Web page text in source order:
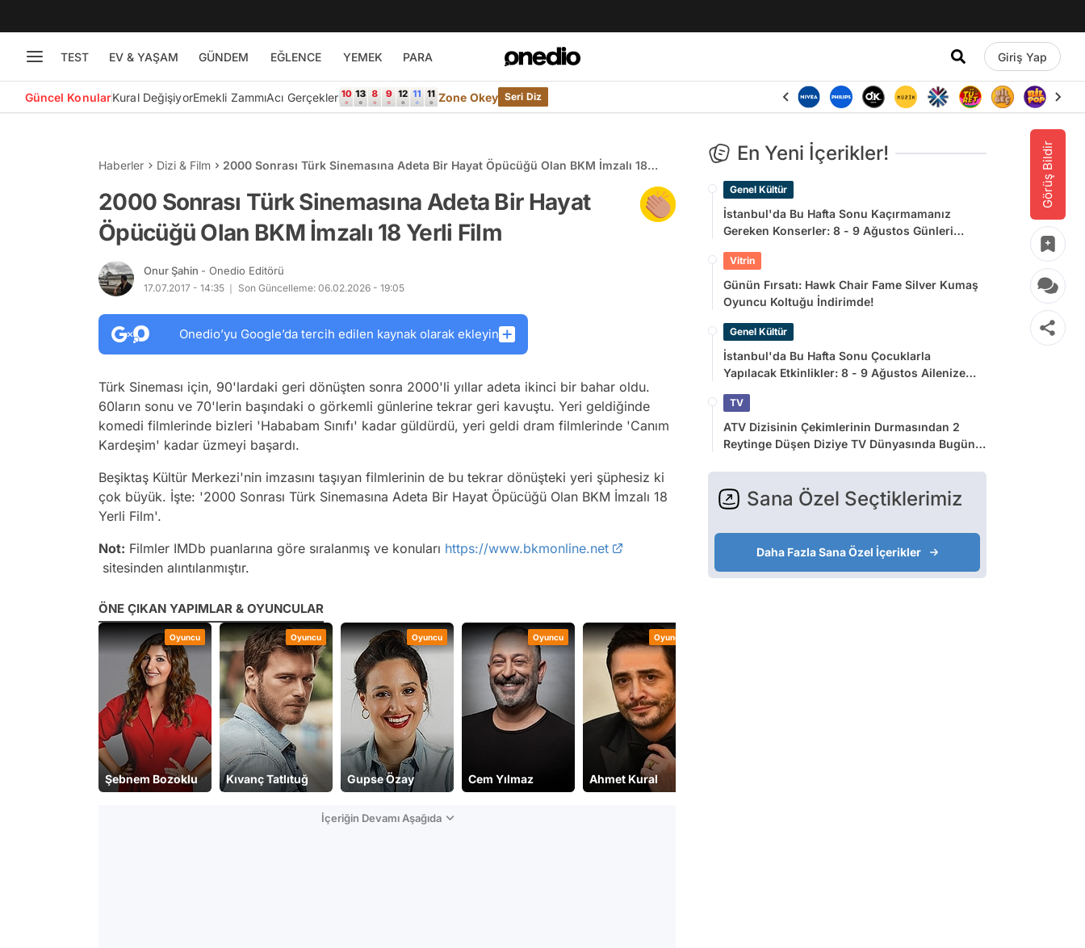
TEST EV & YAŞAM GÜNDEM EĞLENCE YEMEK PARA Giriş Yap
Güncel KonularKural DeğişiyorEmekli ZammıAcı Gerçekler Zone Okey Seri Diz
Görüş Bildir
Haberler Dizi & Film
2000 Sonrası Türk Sinemasına Adeta Bir Hayat Öpücüğü Olan BKM İmzalı 18
2000 Sonrası Türk Sinemasına Adeta Bir Hayat
Öpücüğü Olan BKM İmzalı 18 Yerli Film
Onur Şahin - Onedio Editörü
17.07.2017 - 14:35 Son Güncelleme: 06.02.2026 - 19:05
Onedio’yu Google’da tercih edilen kaynak olarak ekleyin
Türk Sineması için, 90'lardaki geri dönüşten sonra 2000'li yıllar adeta ikinci bir bahar oldu.
60ların sonu ve 70'lerin başındaki o görkemli günlerine tekrar geri kavuştu. Yeri geldiğinde
komedi filmlerinde bizleri 'Hababam Sınıfı' kadar güldürdü, yeri geldi dram filmlerinde 'Canım
Kardeşim' kadar üzmeyi başardı.
Beşiktaş Kültür Merkezi'nin imzasını taşıyan filmlerinin de bu tekrar dönüşteki yeri şüphesiz ki
çok büyük. İşte: '2000 Sonrası Türk Sinemasına Adeta Bir Hayat Öpücüğü Olan BKM İmzalı 18
Yerli Film'.
Not: Filmler IMDb puanlarına göre sıralanmış ve konuları https://www.bkmonline.net
sitesinden alıntılanmıştır.
ÖNE ÇIKAN YAPIMLAR & OYUNCULAR
Oyuncu
Şebnem Bozoklu
Oyuncu
Kıvanç Tatlıtuğ
Oyuncu
Gupse Özay
Oyuncu
Cem Yılmaz
Oyuncu
Ahmet Kural
İçeriğin Devamı Aşağıda
En Yeni İçerikler!
Genel Kültür
İstanbul'da Bu Hafta Sonu Kaçırmamanız
Gereken Konserler: 8 - 9 Ağustos Günleri
Vitrin
Günün Fırsatı: Hawk Chair Fame Silver Kumaş
Oyuncu Koltuğu İndirimde!
Genel Kültür
İstanbul'da Bu Hafta Sonu Çocuklarla
Yapılacak Etkinlikler: 8 - 9 Ağustos Ailenize
TV
ATV Dizisinin Çekimlerinin Durmasından 2
Reytinge Düşen Diziye TV Dünyasında Bugün
Sana Özel Seçtiklerimiz
Daha Fazla Sana Özel İçerikler